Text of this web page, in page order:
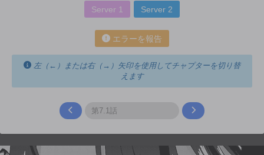
Server 1 Server 2
エラーを報告
左（←）または右（→）矢印を使用してチャプターを切り替
えます